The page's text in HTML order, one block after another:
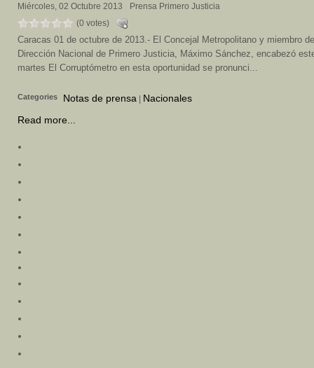
Miércoles, 02 Octubre 2013
Prensa Primero Justicia
(0 votes)
Caracas 01 de octubre de 2013.- El Concejal Metropolitano y miembro
Dirección Nacional de Primero Justicia, Máximo Sánchez, encabezó
martes El Corruptómetro en esta oportunidad se pronunci...
Categories Notas de prensa
Nacionales
Read more...